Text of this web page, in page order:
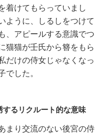
着けてもらっていまし
ように、しるしをつけて
、アピールする意識でつ
猫猫が壬氏から簪をもら
だけの侍女じゃなくなっ
でした。
るリクルート的な意味
まり交流のない後宮の侍